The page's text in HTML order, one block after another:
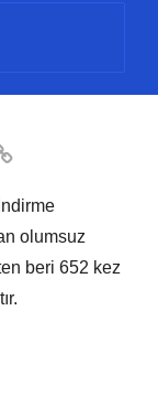
olumsuz
beri 652 kez